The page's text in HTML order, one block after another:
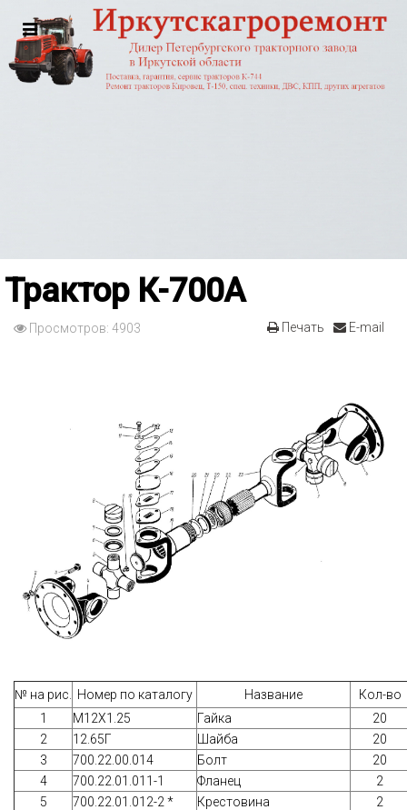
Трактор К-700А
Печать E-mail
Просмотров: 4903
№ на рис. Номер по каталогу Название
Кол-во
1
М12Х1.25 Гайка
20
2
12.65Г Шайба
20
3
700.22.00.014 Болт
20
4
700.22.01.011-1 Фланец
2
5
700.22.01.012-2 * Крестовина
2